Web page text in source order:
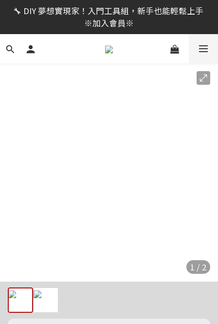
限時活動｜全館消費滿 NT$599 即享免運費，工具補貨
趁現在！立即逛活動商品
🔧 DIY 夢想實現家！入門工具組，新手也能輕鬆上手
※加入會員※
🔨 電動工具熱銷中！馬力強勁，助您輕鬆完成任務 ※
加入會員※
限時活動｜全館消費滿 NT$599 即享免運費，工具補貨
1 / 2